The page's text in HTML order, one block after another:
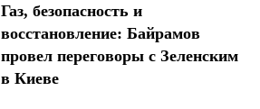
Газ, безопасность и
восстановление: Байрамов
провел переговоры с Зеленским
в Киеве